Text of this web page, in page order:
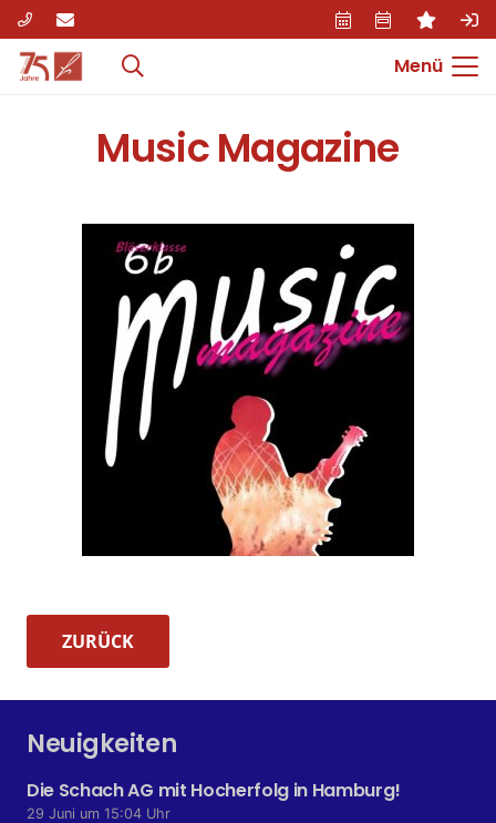
Menü
Music Magazine
ZURÜCK
Neuigkeiten
Die Schach AG mit Hocherfolg in Hamburg!
29 Juni um 15:04 Uhr